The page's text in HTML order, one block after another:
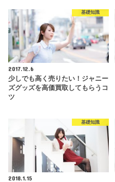
基礎知識
2017.12.6
少しでも高く売りたい！ジャニー
ズグッズを高価買取してもらうコ
ツ
基礎知識
2018.1.15